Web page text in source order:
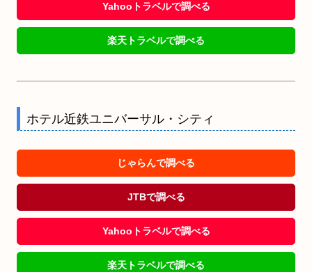
Yahooトラベルで調べる
楽天トラベルで調べる
ホテル近鉄ユニバーサル・シティ
じゃらんで調べる
JTBで調べる
Yahooトラベルで調べる
楽天トラベルで調べる